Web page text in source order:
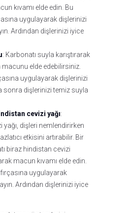
kıvamı elde edin. Bu
uygulayarak dişlerinizi
Ardından dişlerinizi iyice
: Karbonatı suyla karıştırarak
elde edebilirsiniz.
uygulayarak dişlerinizi
sonra dişlerinizi temiz suyla
cevizi yağı:
yağı, dişleri nemlendirirken
etkisini artırabilir. Bir
biraz hindistan cevizi
macun kıvamı elde edin.
fırçasına uygulayarak
Ardından dişlerinizi iyice